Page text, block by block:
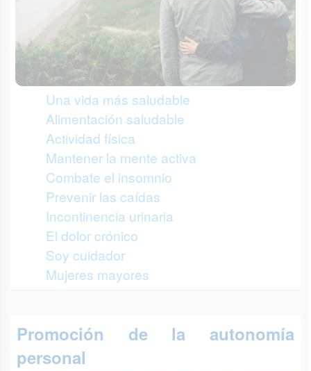
Una vida más saludable
Alimentación saludable
Actividad física
Mantener la mente activa
Combate el insomnio
Prevenir las caídas
Incontinencia urinaria
El dolor crónico
Soy cuidador
Mujeres mayores
Promoción de la autonomía
personal